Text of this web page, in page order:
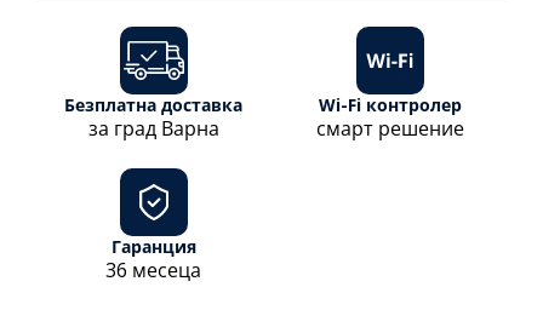
Безплатна доставка
за град Варна
Wi-Fi контролер
смарт решение
Гаранция
36 месеца